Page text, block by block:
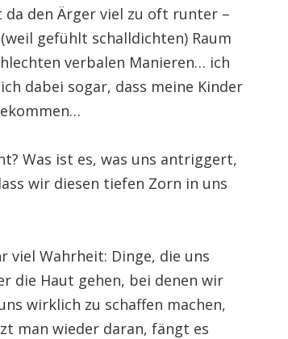
da den Ärger viel zu oft runter –
gefühlt schalldichten) Raum
verbalen Manieren… ich
dabei sogar, dass meine Kinder
Was ist es, was uns antriggert,
wir diesen tiefen Zorn in uns
viel Wahrheit: Dinge, die uns
die Haut gehen, bei denen wir
wirklich zu schaffen machen,
man wieder daran, fängt es